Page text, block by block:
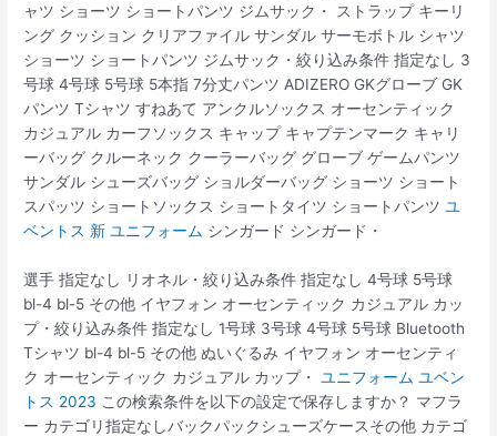
ャツ ショーツ ショートパンツ ジムサック・ ストラップ キーリ
ング クッション クリアファイル サンダル サーモボトル シャツ
ショーツ ショートパンツ ジムサック・絞り込み条件 指定なし 3
号球 4号球 5号球 5本指 7分丈パンツ ADIZERO GKグローブ GK
パンツ Tシャツ すねあて アンクルソックス オーセンティック
カジュアル カーフソックス キャップ キャプテンマーク キャリ
ーバッグ クルーネック クーラーバッグ グローブ ゲームパンツ
サンダル シューズバッグ ショルダーバッグ ショーツ ショート
スパッツ ショートソックス ショートタイツ ショートパンツユ
ベントス 新 ユニフォーム シンガード シンガード・
選手 指定なし リオネル・絞り込み条件 指定なし 4号球 5号球
bl-4 bl-5 その他 イヤフォン オーセンティック カジュアル カッ
プ・絞り込み条件 指定なし 1号球 3号球 4号球 5号球 Bluetooth
Tシャツ bl-4 bl-5 その他 ぬいぐるみ イヤフォン オーセンティ
ク オーセンティック カジュアル カップ・ユニフォーム ユベン
トス 2023 この検索条件を以下の設定で保存しますか？ マフラ
ー カテゴリ指定なしバックパックシューズケースその他 カテゴ